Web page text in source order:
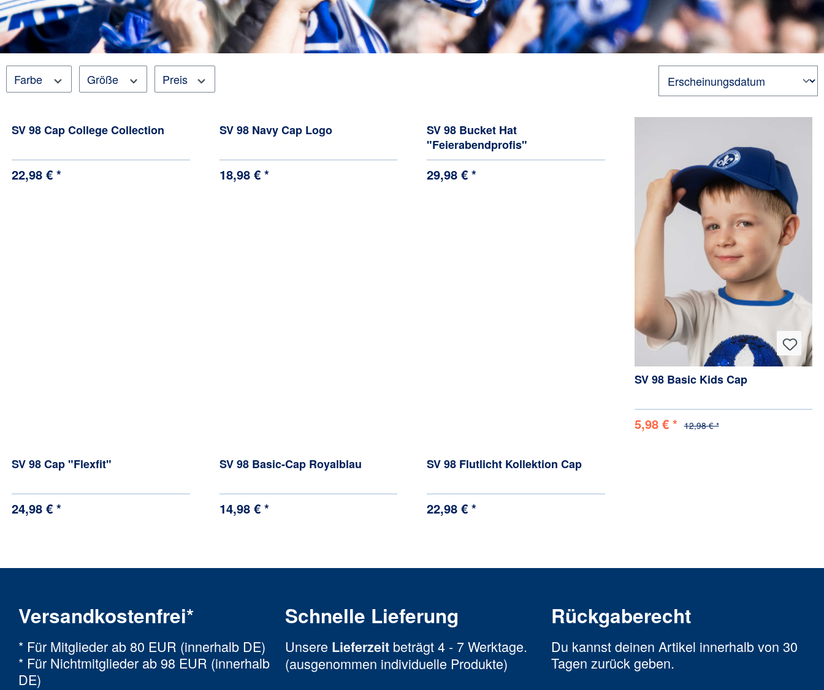
Farbe Größe Preis
SV 98 Cap College Collection
22,98 € *
SV 98 Navy Cap Logo
18,98 € *
SV 98 Bucket Hat
"Feierabendprofis"
29,98 € *
SV 98 Basic Kids Cap
5,98 € * 12,98 € *
SV 98 Cap "Flexfit"
24,98 € *
SV 98 Basic-Cap Royalblau
14,98 € *
SV 98 Flutlicht Kollektion Cap
22,98 € *
Versandkostenfrei*
* Für Mitglieder ab 80 EUR (innerhalb DE)
* Für Nichtmitglieder ab 98 EUR (innerhalb
DE)
Schnelle Lieferung
Unsere Lieferzeitbeträgt 4 - 7 Werktage.
(ausgenommen individuelle Produkte)
Rückgaberecht
Du kannst deinen Artikel innerhalb von 30
Tagen zurück geben.